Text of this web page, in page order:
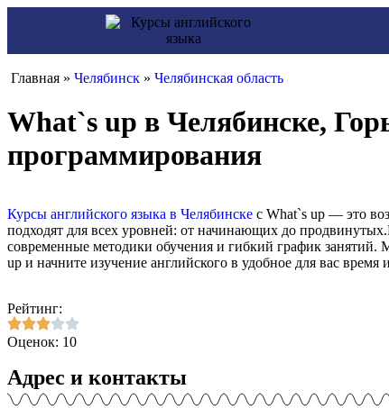
Главная » Челябинск » Челябинская область
What`s up в Челябинске,
программирования
Курсы английского языка в Челябинске с What`s up — это
подходят для всех уровней: от начинающих до
современные методики обучения и гибкий график
up и начните изучение английского в удобное для вас
Рейтинг:
Оценок: 10
Адрес и контакты